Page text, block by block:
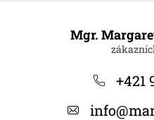
Mgr.
+421
info@